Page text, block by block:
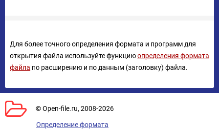
Для более точного определения формата и программ для
открытия файла используйте функциюопределения формата
файла по расширению и по данным (заголовку) файла.
© Open-file.ru, 2008-2026
Определение формата